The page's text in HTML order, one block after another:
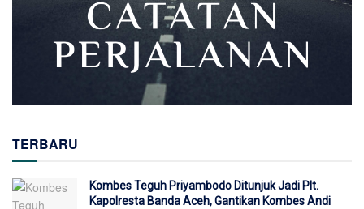
TERBARU
Kombes Teguh Priyambodo Ditunjuk Jadi Plt.
Kapolresta Banda Aceh, Gantikan Kombes Andi